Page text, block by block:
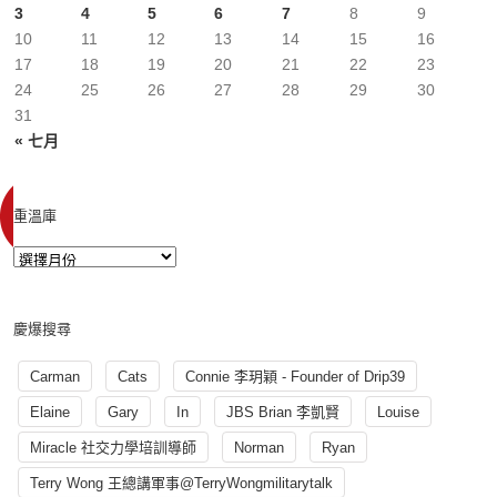
« 七月
3
4 5 6 7 8
9
10
11 12 13 14 15
16
17
18 19 20 21 22
23
24
25 26 27 28 29
30
31
重溫庫
慶爆搜尋
Carman Cats Connie 李玥穎 - Founder of Drip39
Elaine Gary In JBS Brian 李凱賢 Louise
Miracle 社交力學培訓導師 Norman Ryan
Terry Wong 王總講軍事@TerryWongmilitarytalk